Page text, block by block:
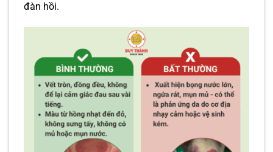
đàn hồi.